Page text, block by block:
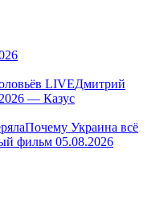
Дмитрий
— Казус
Почему Украина всё
фильм 05.08.2026